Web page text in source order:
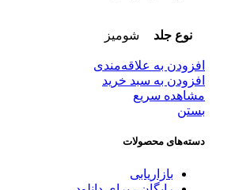
نوع جلد شومیز
افزودن به علاقه‌مندی
افزودن به سبد خرید
مشاهده سریع
بستن
دسته‌های محصولات
بازاریابی